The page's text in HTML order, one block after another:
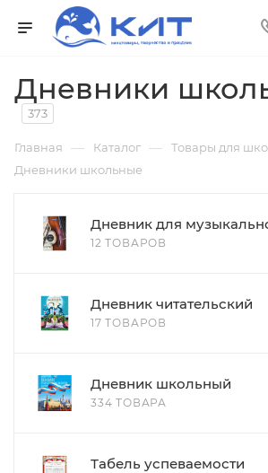
Дневники
373
Главная — Каталог — Товары для
Дневники школьные
Дневник для
12 ТОВАРОВ
Дневник читательский
17 ТОВАРОВ
Дневник школьный
334 ТОВАРА
Табель успеваемости